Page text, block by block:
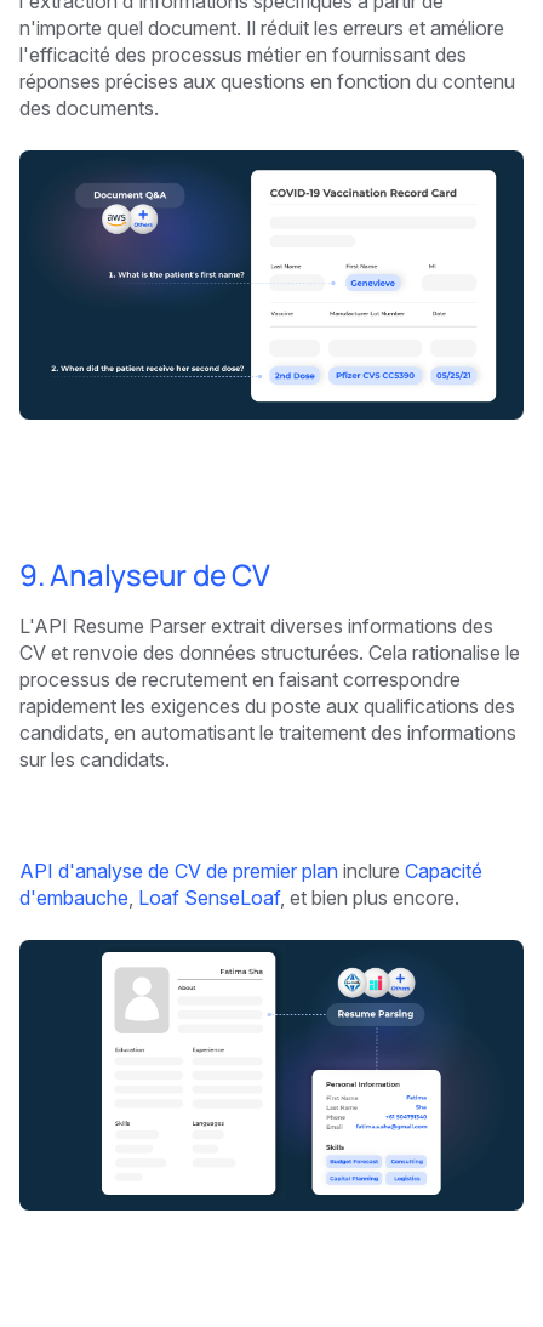
n'importe quel document. Il réduit les erreurs et améliore
l'efficacité des processus métier en fournissant des
réponses précises aux questions en fonction du contenu
des documents.
9. Analyseur de CV
L'API Resume Parser extrait diverses informations des
CV et renvoie des données structurées. Cela rationalise le
processus de recrutement en faisant correspondre
rapidement les exigences du poste aux qualifications des
candidats, en automatisant le traitement des informations
sur les candidats.
API d'analyse de CV de premier plan inclure Capacité
d'embauche, Loaf SenseLoaf, et bien plus encore.